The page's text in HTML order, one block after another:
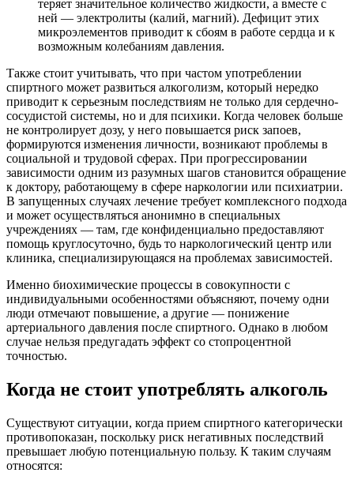
теряет значительное количество жидкости, а вместе с
ней — электролиты (калий, магний). Дефицит этих
микроэлементов приводит к сбоям в работе сердца и к
возможным колебаниям давления.
Также стоит учитывать, что при частом употреблении
спиртного может развиться алкоголизм, который нередко
приводит к серьезным последствиям не только для сердечно-
сосудистой системы, но и для психики. Когда человек больше
не контролирует дозу, у него повышается риск запоев,
формируются изменения личности, возникают проблемы в
социальной и трудовой сферах. При прогрессировании
зависимости одним из разумных шагов становится обращение
к доктору, работающему в сфере наркологии или психиатрии.
В запущенных случаях лечение требует комплексного подхода
и может осуществляться анонимно в специальных
учреждениях — там, где конфиденциально предоставляют
помощь круглосуточно, будь то наркологический центр или
клиника, специализирующаяся на проблемах зависимостей.
Именно биохимические процессы в совокупности с
индивидуальными особенностями объясняют, почему одни
люди отмечают повышение, а другие — понижение
артериального давления после спиртного. Однако в любом
случае нельзя предугадать эффект со стопроцентной
точностью.
Когда не стоит употреблять алкоголь
Существуют ситуации, когда прием спиртного категорически
противопоказан, поскольку риск негативных последствий
превышает любую потенциальную пользу. К таким случаям
относятся: